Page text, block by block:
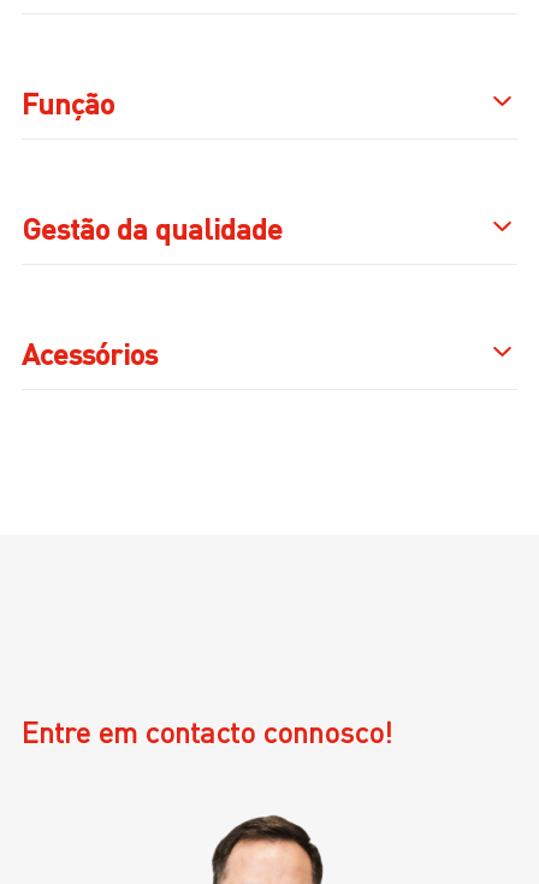
Função
Gestão da qualidade
Acessórios
Entre em contacto connosco!